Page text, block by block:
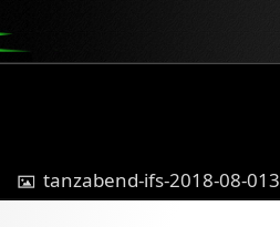
tanzabend-ifs-2018-08-013